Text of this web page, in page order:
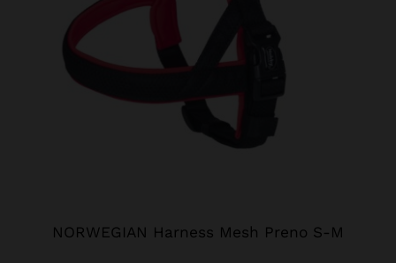
NORWEGIAN Harness Mesh Preno S-M